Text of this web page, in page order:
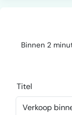
Binnen 2
Titel